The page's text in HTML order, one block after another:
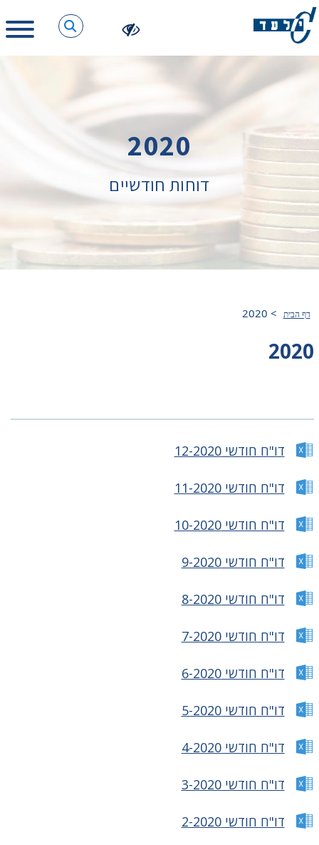
2020
דוחות חודשיים
דף הבית >
2020
2020
דו"ח חודשי 12-2020
דו"ח חודשי 11-2020
דו"ח חודשי 10-2020
דו"ח חודשי 9-2020
דו"ח חודשי 8-2020
דו"ח חודשי 7-2020
דו"ח חודשי 6-2020
דו"ח חודשי 5-2020
דו"ח חודשי 4-2020
דו"ח חודשי 3-2020
דו"ח חודשי 2-2020